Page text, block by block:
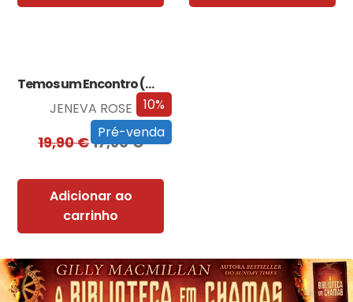
10%
Pré-venda
Temos um Encontro (Outra Vez) – Edição…
JENEVA ROSE
19,90€17,90€
Adicionar ao
carrinho